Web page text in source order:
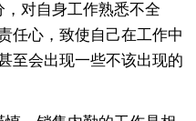
对自身工作熟悉不全
任心，致使自己在工作中
至会出现一些不该出现的